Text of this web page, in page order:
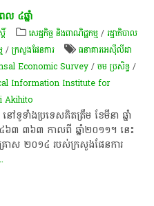
៤ឆ្នាំ
សេដ្ឋកិច្ច និងពាណិជ្ជកម្ម /រដ្ឋាភិបាល
/ក្រសួងផែនការ
ធនាគារអេស៊ីលីដា
Economic Survey /ចម ប្រសិទ្ធ/
Information Institute for
Akihito
ទាំង​ប្រទេស​គិត​ត្រឹម ខែ​មីនា ឆ្នាំ​
៣ ៣៦៣ កាល​ពី ឆ្នាំ​២០១១។ នេះ​
រាស ២០១៤ របស់​ក្រសួង​ផែនការ​